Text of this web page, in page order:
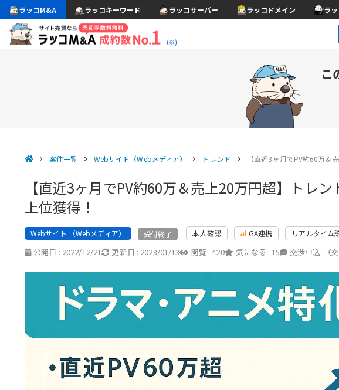
ラッコM&A ラッコキーワード ラッコサーバー ラッコドメイン ラ
(※)
こ
案件一覧 Webサイト（Webメディア） トレンド 【直近3ヶ月でPV約60万
【直近3ヶ月でPV約60万＆売上20万円超】トレ
上位獲得！
Webサイト （Webメディア） 受付終了 本人確認 GA連携 リアルタイム
公開日 : 2022/12/21 更新日 : 2023/01/13 閲覧 : 420 気になる : 15 交渉申込 : 7
（